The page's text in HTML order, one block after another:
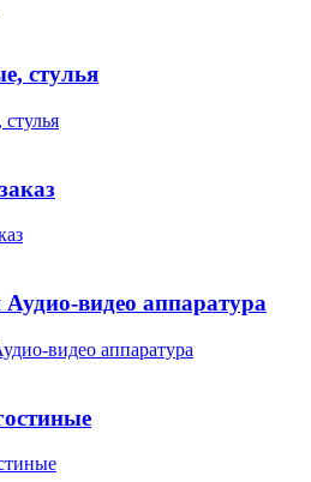
стулья
видео аппаратура